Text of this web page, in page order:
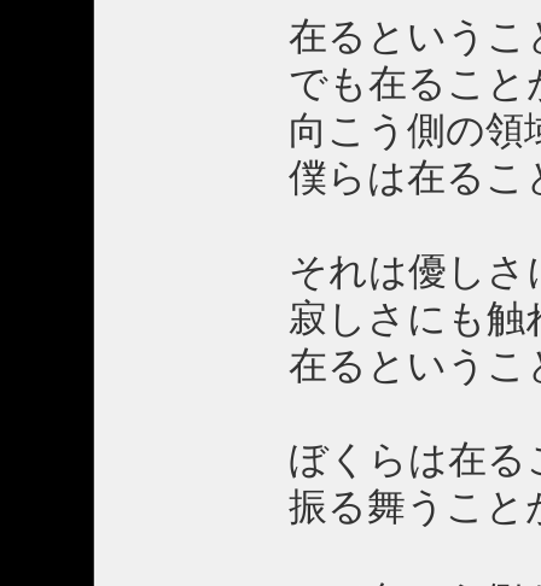
在るということ
でも在ることが
向こう側の領域
僕らは在ること
それは優しさ
寂しさにも触れ
在るということ
ぼくらは在るこ
振る舞うことが